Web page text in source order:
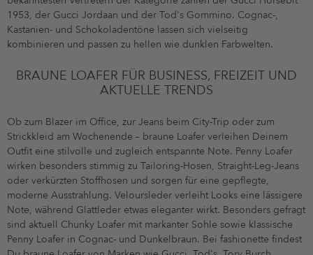
1953, der Gucci Jordaan und der Tod's Gommino. Cognac-,
Kastanien- und Schokoladentöne lassen sich vielseitig
kombinieren und passen zu hellen wie dunklen Farbwelten.
BRAUNE LOAFER FÜR BUSINESS, FREIZEIT UND
AKTUELLE TRENDS
Ob zum Blazer im Office, zur Jeans beim City-Trip oder zum
Strickkleid am Wochenende – braune Loafer verleihen Deinem
Outfit eine stilvolle und zugleich entspannte Note. Penny Loafer
wirken besonders stimmig zu Tailoring-Hosen, Straight-Leg-Jeans
oder verkürzten Stoffhosen und sorgen für eine gepflegte,
moderne Ausstrahlung. Veloursleder verleiht Looks eine lässigere
Note, während Glattleder etwas eleganter wirkt. Besonders gefragt
sind aktuell Chunky Loafer mit markanter Sohle sowie klassische
Penny Loafer in Cognac- und Dunkelbraun. Bei fashionette findest